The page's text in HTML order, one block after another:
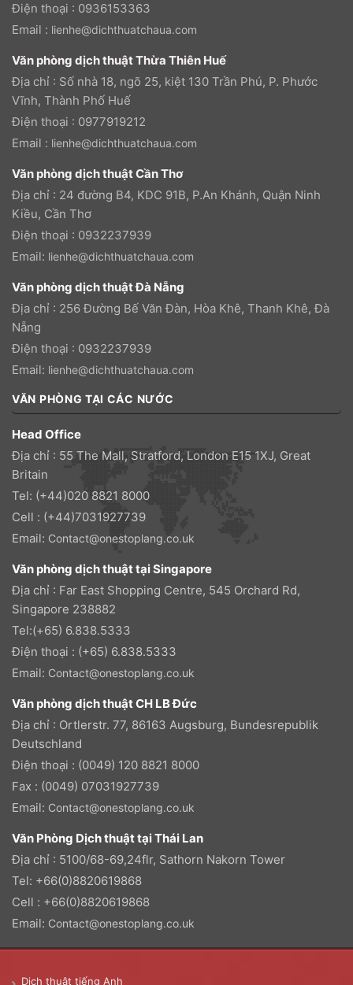
Điện thoại : 0936153363
Email : lienhe@dichthuatchaua.com
Văn phòng dịch thuật Thừa Thiên Huế
Địa chỉ : Số nhà 18, ngõ 25, kiệt 130 Trần Phú, P. Phước
Vĩnh, Thành Phố Huế
Điện thoại : 0977919212
Email : lienhe@dichthuatchaua.com
Văn phòng dịch thuật Cần Thơ
Địa chỉ : 24 đường B4, KDC 91B, P.An Khánh, Quận Ninh
Kiều, Cần Thơ
Điện thoại : 0932237939
Email: lienhe@dichthuatchaua.com
Văn phòng dịch thuật Đà Nẵng
Địa chỉ : 256 Đường Bế Văn Đàn, Hòa Khê, Thanh Khê, Đà
Nẵng
Điện thoại : 0932237939
Email: lienhe@dichthuatchaua.com
VĂN PHÒNG TẠI CÁC NƯỚC
Head Office
Địa chỉ : 55 The Mall, Stratford, London E15 1XJ, Great
Britain
Tel: (+44)020 8821 8000
Cell : (+44)7031927739
Email: Contact@onestoplang.co.uk
Văn phòng dịch thuật tại Singapore
Địa chỉ : Far East Shopping Centre, 545 Orchard Rd,
Singapore 238882
Tel:(+65) 6.838.5333
Điện thoại : (+65) 6.838.5333
Email: Contact@onestoplang.co.uk
Văn phòng dịch thuật CH LB Đức
Địa chỉ : Ortlerstr. 77, 86163 Augsburg, Bundesrepublik
Deutschland
Điện thoại : (0049) 120 8821 8000
Fax : (0049) 07031927739
Email: Contact@onestoplang.co.uk
Văn Phòng Dịch thuật tại Thái Lan
Địa chỉ : 5100/68-69,24flr, Sathorn Nakorn Tower
Tel: +66(0)8820619868
Cell : +66(0)8820619868
Email: Contact@onestoplang.co.uk
Dịch thuật tiếng Anh